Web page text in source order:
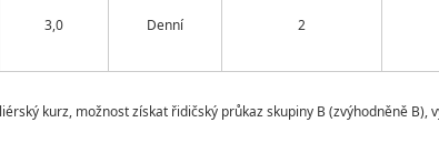
3,0 Denní 2
kurz, možnost získat řidičský průkaz skupiny B (zvýhodněně